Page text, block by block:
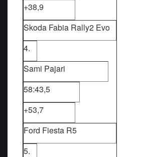
+38,9
Skoda Fabia Rally2 Evo
4.
Sami Pajari
58:43,5
+53,7
Ford Fiesta R5
5.